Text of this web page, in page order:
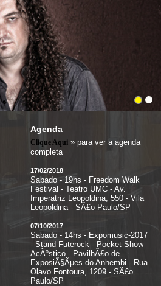
Agenda
Clique Aqui » para ver a agenda
completa
17/02/2018
Sabado - 19hs - Freedom Walk
Festival - Teatro UMC - Av.
Imperatriz Leopoldina, 550 - Vila
Leopoldina - SÃ£o Paulo/SP
07/10/2017
Sabado - 14hs - Expomusic-2017
- Stand Futerock - Pocket Show
AcÃºstico - PavilhÃ£o de
ExposiÃ§Ãµes do Anhembi - Rua
Olavo Fontoura, 1209 - SÃ£o
Paulo/SP